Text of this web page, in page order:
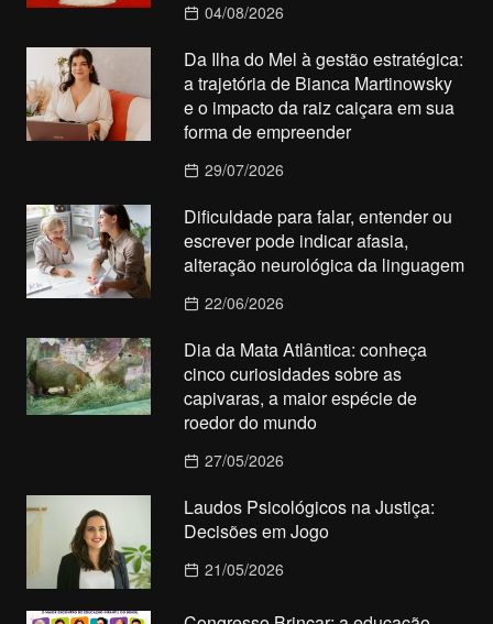
04/08/2026
Da Ilha do Mel à gestão estratégica:
a trajetória de Bianca Martinowsky
e o impacto da raiz caiçara em sua
forma de empreender
29/07/2026
Dificuldade para falar, entender ou
escrever pode indicar afasia,
alteração neurológica da linguagem
22/06/2026
Dia da Mata Atlântica: conheça
cinco curiosidades sobre as
capivaras, a maior espécie de
roedor do mundo
27/05/2026
Laudos Psicológicos na Justiça:
Decisões em Jogo
21/05/2026